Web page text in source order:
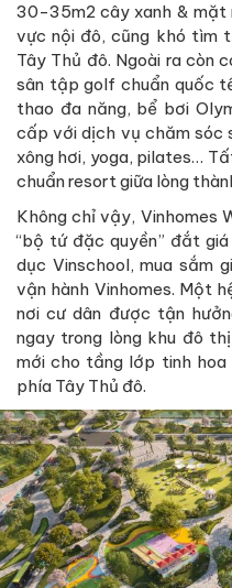
30-35m2 cây xanh & mặt
vực nội đô, cũng khó tìm
Tây Thủ đô. Ngoài ra còn
sân tập golf chuẩn quốc
thao đa năng, bể bơi
cấp với dịch vụ chăm sóc
xông hơi, yoga, pilates…
chuẩn resort giữa lòng
Không chỉ vậy, Vinhomes
“bộ tứ đặc quyền” đắt
dục Vinschool, mua sắm
vận hành Vinhomes. Một
nơi cư dân được tận
ngay trong lòng khu đô
mới cho tầng lớp tinh
phía Tây Thủ đô.